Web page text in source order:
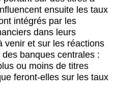
ensuite les taux
intégrés par les
dans leurs
venir et sur les réactions
banques centrales :
ou moins de titres
feront-elles sur les taux